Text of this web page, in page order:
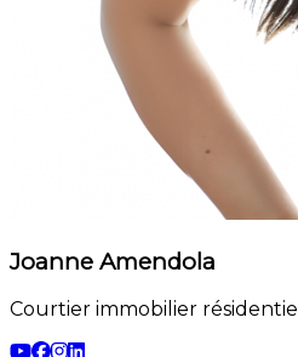
Joanne Amendola
Courtier immobilier résidentiel